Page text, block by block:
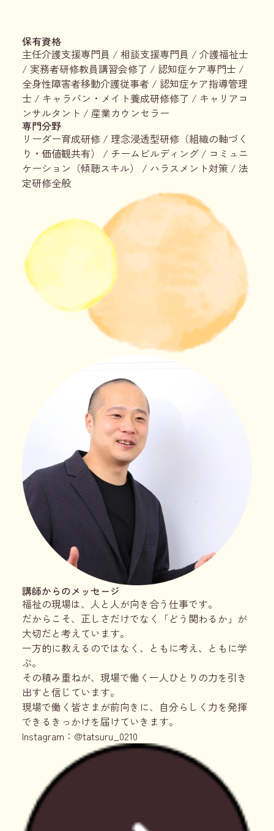
保有資格
主任介護支援専門員 / 相談支援専門員 / 介護福祉士
/ 実務者研修教員講習会修了 / 認知症ケア専門士 /
全身性障害者移動介護従事者 / 認知症ケア指導管理
士 / キャラバン・メイト養成研修修了 / キャリアコ
ンサルタント / 産業カウンセラー
専門分野
リーダー育成研修 / 理念浸透型研修（組織の軸づく
り・価値観共有） / チームビルディング / コミュニ
ケーション（傾聴スキル） / ハラスメント対策 / 法
定研修全般
講師からのメッセージ
福祉の現場は、人と人が向き合う仕事です。
だからこそ、正しさだけでなく「どう関わるか」が
大切だと考えています。
一方的に教えるのではなく、ともに考え、ともに学
ぶ。
その積み重ねが、現場で働く一人ひとりの力を引き
出すと信じています。
現場で働く皆さまが前向きに、自分らしく力を発揮
できるきっかけを届けていきます。
Instagram： @tatsuru_0210